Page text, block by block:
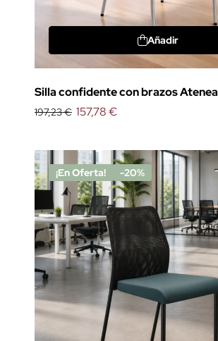
Añadir
Silla confidente con brazos Atenea
197,23 € 157,78 €
¡En Oferta! -20%